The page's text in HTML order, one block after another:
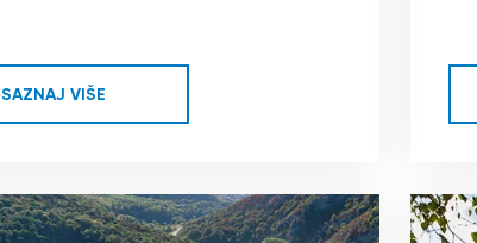
SAZNAJ VIŠE